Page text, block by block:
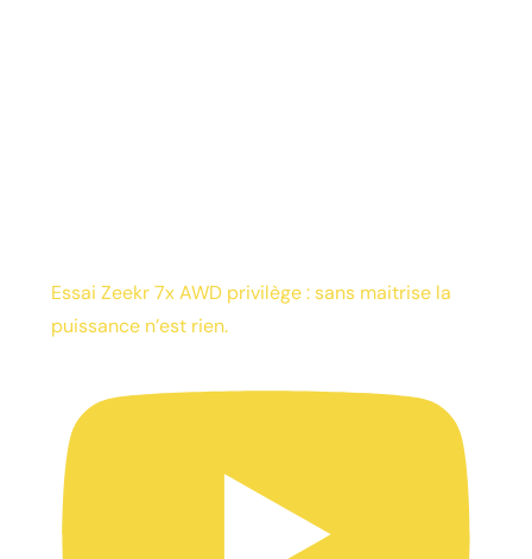
Essai Zeekr 7x AWD privilège : sans maitrise la
puissance n’est rien.